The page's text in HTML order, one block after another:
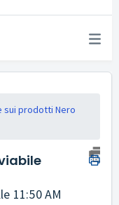
sui prodotti Nero
11:50 AM